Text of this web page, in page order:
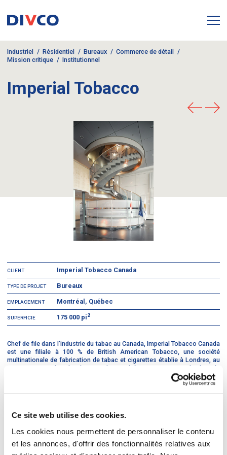
Ce site web utilise des cookies.
Les cookies nous permettent de personnaliser le contenu
et les annonces, d'offrir des fonctionnalités relatives aux
Industriel Résidentiel Bureaux
Commerce de détail
Mission critique
Institutionnel
Imperial Tobacco
CLIENT Imperial Tobacco Canada
TYPE DE PROJET Bureaux
EMPLACEMENT Montréal, Québec
SUPERFICIE 175 000 pi2
Chef de file dans l’industrie du tabac au Canada, Imperial Tobacco Canada
est une filiale à 100 % de British American Tobacco, une société
multinationale de fabrication de tabac et cigarettes établie à Londres, au
Royaume-Uni. C’est la plus grande société ouverte au monde dans le
maximiser l’utilisation de l’espace malgré sa hauteur restreinte. Il
comprend un centre de mise en forme, un restaurant multiservice et une
terrasse en contrebas aménagée pour les repas.
La cafétéria arbore une impressionnante façade en verre de 24 pieds.